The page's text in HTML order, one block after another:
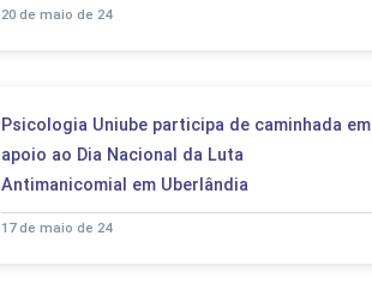
20 de maio de 24
Psicologia Uniube participa de caminhada em
apoio ao Dia Nacional da Luta
Antimanicomial em Uberlândia
17 de maio de 24